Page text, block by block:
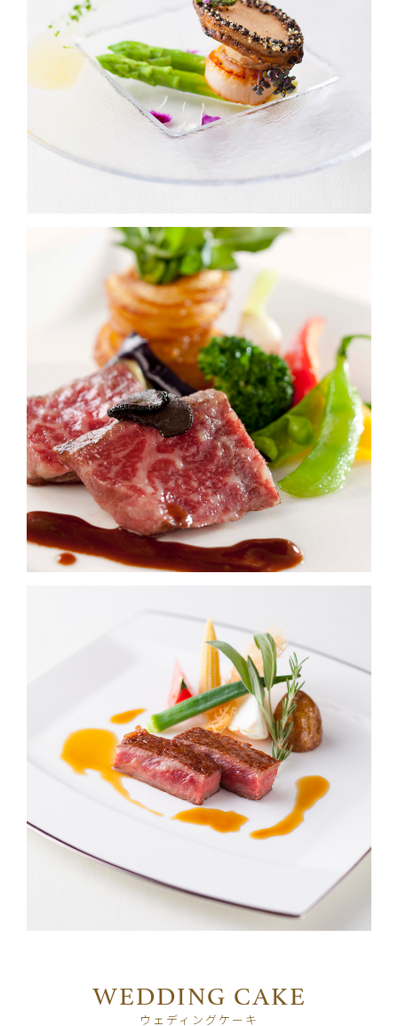
WEDDING CAKE
ウェディングケーキ